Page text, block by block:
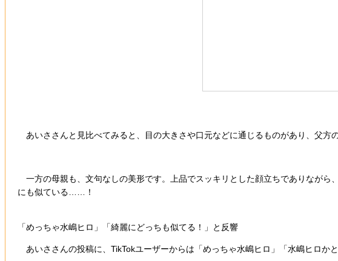
あいささんと見比べてみると、目の大きさや口元などに通じるものがあり、父方
一方の母親も、文句なしの美形です。上品でスッキリとした顔立ちでありながら
にも似ている……！
「めっちゃ水嶋ヒロ」「綺麗にどっちも似てる！」と反響
あいささんの投稿に、TikTokユーザーからは「めっちゃ水嶋ヒロ」「水嶋ヒロか